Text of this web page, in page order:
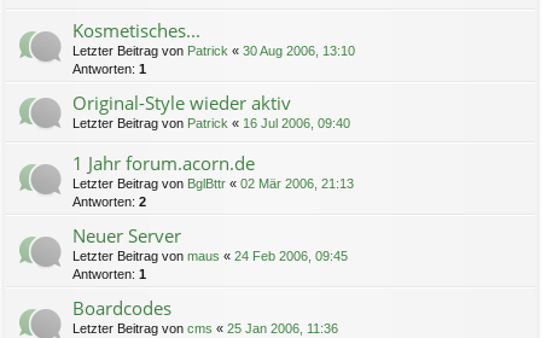
Kosmetisches...
Letzter Beitrag von Patrick « 30 Aug 2006, 13:10
Antworten: 1
Original-Style wieder aktiv
Letzter Beitrag von Patrick « 16 Jul 2006, 09:40
1 Jahr forum.acorn.de
Letzter Beitrag von BglBttr « 02 Mär 2006, 21:13
Antworten: 2
Neuer Server
Letzter Beitrag von maus « 24 Feb 2006, 09:45
Antworten: 1
Boardcodes
Letzter Beitrag von cms « 25 Jan 2006, 11:36